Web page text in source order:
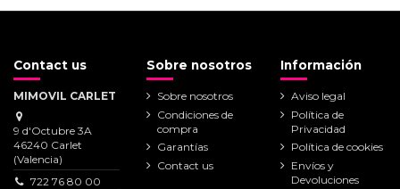
Contact us
MIMOVIL CARLET
9 d'Octubre 3A
46240 Carlet
(Valencia)
722 76 80 00
Sobre nosotros
Sobre nosotros
Condiciones de
compra
Garantías
Contact us
Información
Aviso legal
Política de
Privacidad
Política de cookies
Envíos y
Devoluciones